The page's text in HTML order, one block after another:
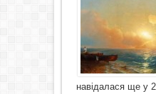
навідалася ще у